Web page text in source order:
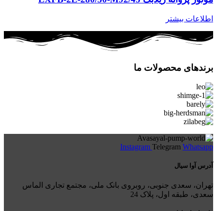
اطلاعات بیشتر
برندهای محصولات ما
Instagram Telegram Whatsapp
آدرس آوا سیال
تهران، سعدی جنوبی، روبروی بانک ملی، مجتمع تجاری الماس
سعدی، طبقه اول، پلاک 24